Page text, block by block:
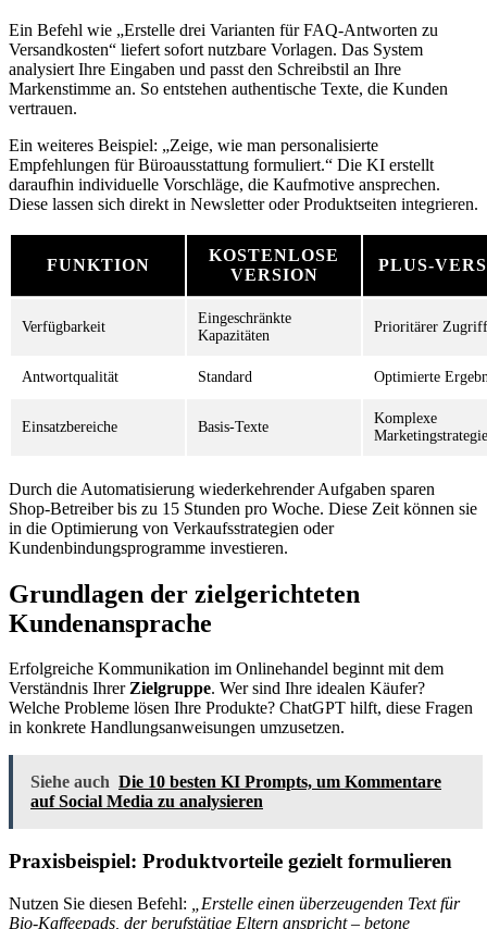
Ein Befehl wie „Erstelle drei Varianten für FAQ-Antworten zu
Versandkosten“ liefert sofort nutzbare Vorlagen. Das System
analysiert Ihre Eingaben und passt den Schreibstil an Ihre
Markenstimme an. So entstehen authentische Texte, die Kunden
vertrauen.
Ein weiteres Beispiel: „Zeige, wie man personalisierte
Empfehlungen für Büroausstattung formuliert.“ Die KI erstellt
daraufhin individuelle Vorschläge, die Kaufmotive ansprechen.
Diese lassen sich direkt in Newsletter oder Produktseiten integrieren.
FUNKTION
KOSTENLOSE
VERSION
PLUS-
Verfügbarkeit
Eingeschränkte
Kapazitäten
Prioritärer Zugriff
Antwortqualität Standard Optimierte
Einsatzbereiche Basis-Texte
Komplexe
Durch die Automatisierung wiederkehrender Aufgaben sparen
Shop-Betreiber bis zu 15 Stunden pro Woche. Diese Zeit können sie
in die Optimierung von Verkaufsstrategien oder
Kundenbindungsprogramme investieren.
Grundlagen der zielgerichteten
Kundenansprache
Erfolgreiche Kommunikation im Onlinehandel beginnt mit dem
Verständnis IhrerZielgruppe. Wer sind Ihre idealen Käufer?
Welche Probleme lösen Ihre Produkte? ChatGPT hilft, diese Fragen
in konkrete Handlungsanweisungen umzusetzen.
Siehe auch Die 10 besten KI Prompts, um Kommentare
auf Social Media zu analysieren
Praxisbeispiel: Produktvorteile gezielt formulieren
Nutzen Sie diesen Befehl:
„Erstelle einen überzeugenden Text für
Bio-Kaffeepads, der berufstätige Eltern anspricht – betone